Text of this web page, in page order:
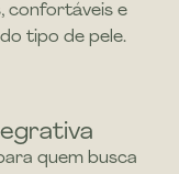
confortáveis e
tipo de pele.
quem busca